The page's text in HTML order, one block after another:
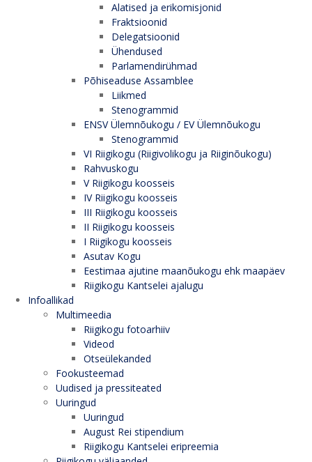
Alatised ja erikomisjonid
Fraktsioonid
Delegatsioonid
Ühendused
Parlamendirühmad
Põhiseaduse Assamblee
Liikmed
Stenogrammid
ENSV Ülemnõukogu / EV Ülemnõukogu
Stenogrammid
VI Riigikogu (Riigivolikogu ja Riiginõukogu)
Rahvuskogu
V Riigikogu koosseis
IV Riigikogu koosseis
III Riigikogu koosseis
II Riigikogu koosseis
I Riigikogu koosseis
Asutav Kogu
Eestimaa ajutine maanõukogu ehk maapäev
Riigikogu Kantselei ajalugu
Infoallikad
Multimeedia
Riigikogu fotoarhiiv
Videod
Otseülekanded
Fookusteemad
Uudised ja pressiteated
Uuringud
Uuringud
August Rei stipendium
Riigikogu Kantselei eripreemia